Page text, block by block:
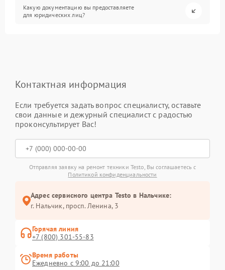
Какую документацию вы предоставляете
для юридических лиц?
Контактная информация
Если требуется задать вопрос специалисту, оставьте
свои данные и дежурный специалист с радостью
проконсультирует Вас!
Отправляя заявку на ремонт техники Testo, Вы соглашаетесь с
Политикой конфиденциальности
Адрес сервисного центра Testo в Нальчике:
г. Нальчик, просп. Ленина, 3
Горячая линия
+7 (800) 301-55-83
Время работы
Ежедневно с 9:00 до 21:00